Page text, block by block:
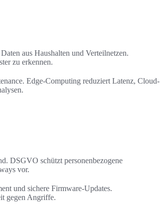
aus Haushalten und Verteilnetzen.
zu erkennen.
Edge-Computing reduziert Latenz, Cloud-
DSGVO schützt personenbezogene
vor.
und sichere Firmware-Updates.
gegen Angriffe.